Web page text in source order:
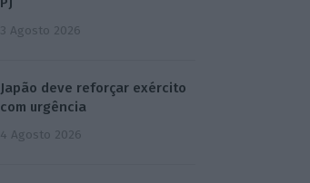
3 Agosto 2026
Japão deve reforçar exército
com urgência
4 Agosto 2026